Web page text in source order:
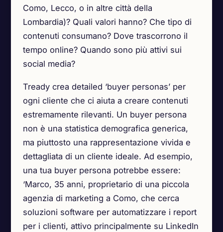
Como, Lecco, o in altre città della
Lombardia)? Quali valori hanno? Che tipo di
contenuti consumano? Dove trascorrono il
tempo online? Quando sono più attivi sui
social media?
Tready crea detailed ‘buyer personas’ per
ogni cliente che ci aiuta a creare contenuti
estremamente rilevanti. Un buyer persona
non è una statistica demografica generica,
ma piuttosto una rappresentazione vivida e
dettagliata di un cliente ideale. Ad esempio,
una tua buyer persona potrebbe essere:
‘Marco, 35 anni, proprietario di una piccola
agenzia di marketing a Como, che cerca
soluzioni software per automatizzare i report
per i clienti, attivo principalmente su LinkedIn